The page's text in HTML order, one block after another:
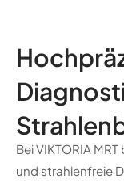
Bei VIKTORIA
und strahlenfreie